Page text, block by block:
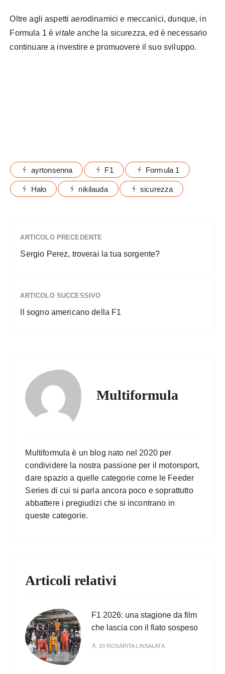
Oltre agli aspetti aerodinamici e meccanici, dunque, in
Formula 1 è vitale anche la sicurezza, ed è necessario
continuare a investire e promuovere il suo sviluppo.
ayrtonsenna F1 Formula 1
Halo nikilauda sicurezza
ARTICOLO PRECEDENTE
Sergio Perez, troverai la tua sorgente?
ARTICOLO SUCCESSIVO
Il sogno americano della F1
Multiformula
Multiformula è un blog nato nel 2020 per
condividere la nostra passione per il motorsport,
dare spazio a quelle categorie come le Feeder
Series di cui si parla ancora poco e soprattutto
abbattere i pregiudizi che si incontrano in
queste categorie.
Articoli relativi
F1 2026: una stagione da film
che lascia con il fiato sospeso
DI ROSARITA LINSALATA